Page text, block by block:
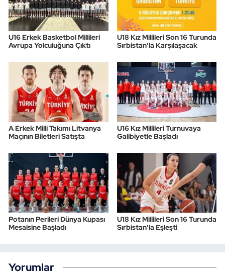
U16 Erkek Basketbol Millileri
Avrupa Yolculuğuna Çıktı
U18 Kız Millileri Son 16 Turunda
Sırbistan'la Karşılaşacak
A Erkek Milli Takımı Litvanya
Maçının Biletleri Satışta
U16 Kız Millileri Turnuvaya
Galibiyetle Başladı
Potanın Perileri Dünya Kupası
Mesaisine Başladı
U18 Kız Millileri Son 16 Turunda
Sırbistan'la Eşleşti
Yorumlar